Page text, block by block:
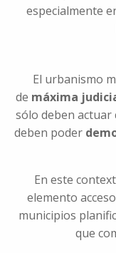
especialmente
El urbanismo
de máxima
sólo deben actuar
deben poder
En este
elemento
municipios
que